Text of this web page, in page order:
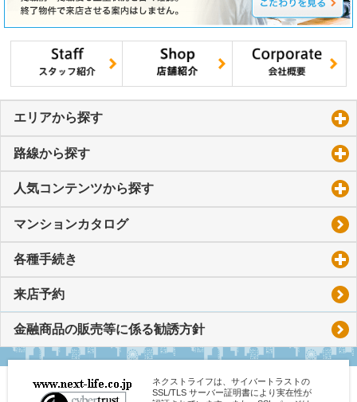
エリアから探す
路線から探す
人気コンテンツから探す
マンションカタログ
各種手続き
来店予約
金融商品の販売等に係る勧誘方針
ネクストライフは、サイバートラストの
SSL/TLS サーバー証明書により実在性が